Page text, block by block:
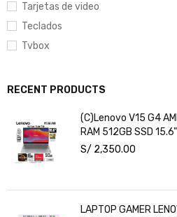
Tarjetas de video
Teclados
Tvbox
RECENT PRODUCTS
(C)Lenovo V15 G4
RAM 512GB SSD
S/ 2,350.00
LAPTOP GAMER